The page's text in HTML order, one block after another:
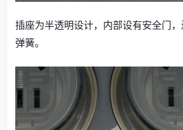
插座为半透明设计，内部设有安全门
弹簧。